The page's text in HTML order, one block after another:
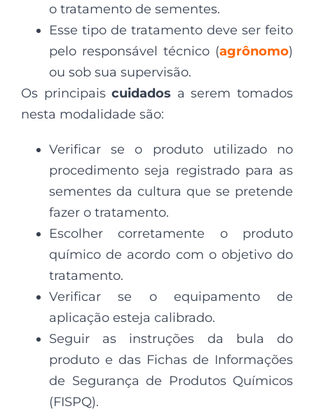
o tratamento de sementes.
Esse tipo de tratamento deve ser feito
pelo responsável técnico (agrônomo)
ou sob sua supervisão.
Os principaiscuidados a serem tomados
nesta modalidade são:
Verificar se o produto utilizado no
procedimento seja registrado para as
sementes da cultura que se pretende
fazer o tratamento.
Escolher corretamente o produto
químico de acordo com o objetivo do
tratamento.
Verificar se o equipamento de
aplicação esteja calibrado.
Seguir as instruções da bula do
produto e das Fichas de Informações
de Segurança de Produtos Químicos
(FISPQ).